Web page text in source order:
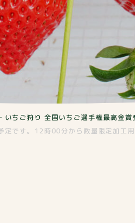
ちご狩り 全国いちご選手権最高金賞
です。12時00分から数量限定加工用